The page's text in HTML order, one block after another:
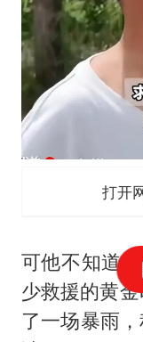
打开
可他不知道
少救援的黄
了一场暴雨